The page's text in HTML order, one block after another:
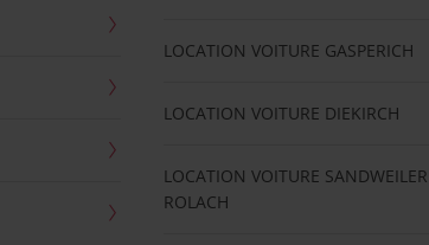
LOCATION VOITURE GASPERICH
LOCATION VOITURE DIEKIRCH
LOCATION VOITURE
ROLACH